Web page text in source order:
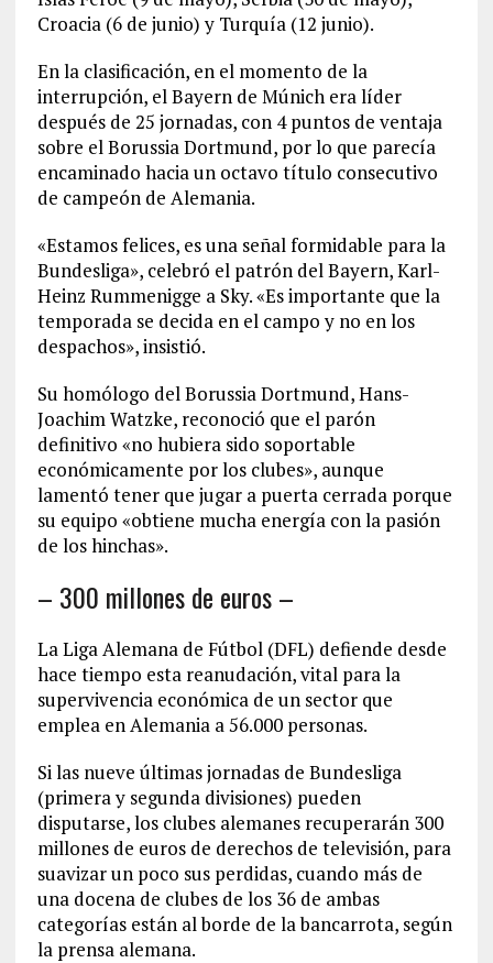
Croacia (6 de junio) y Turquía (12 junio).
En la clasificación, en el momento de la
interrupción, el Bayern de Múnich era líder
después de 25 jornadas, con 4 puntos de ventaja
sobre el Borussia Dortmund, por lo que parecía
encaminado hacia un octavo título consecutivo
de campeón de Alemania.
«Estamos felices, es una señal formidable para la
Bundesliga», celebró el patrón del Bayern, Karl-
Heinz Rummenigge a Sky. «Es importante que la
temporada se decida en el campo y no en los
despachos», insistió.
Su homólogo del Borussia Dortmund, Hans-
Joachim Watzke, reconoció que el parón
definitivo «no hubiera sido soportable
económicamente por los clubes», aunque
lamentó tener que jugar a puerta cerrada porque
su equipo «obtiene mucha energía con la pasión
de los hinchas».
– 300 millones de euros –
La Liga Alemana de Fútbol (DFL) defiende desde
hace tiempo esta reanudación, vital para la
supervivencia económica de un sector que
emplea en Alemania a 56.000 personas.
Si las nueve últimas jornadas de Bundesliga
(primera y segunda divisiones) pueden
disputarse, los clubes alemanes recuperarán 300
millones de euros de derechos de televisión, para
suavizar un poco sus perdidas, cuando más de
una docena de clubes de los 36 de ambas
categorías están al borde de la bancarrota, según
la prensa alemana.